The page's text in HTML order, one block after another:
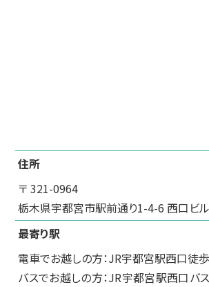
住所
〒 321-0964
栃木県宇都宮市駅前通り1-4-6 西口ビ
最寄り駅
電車でお越しの方：JR宇都宮駅西口徒
バスでお越しの方：JR宇都宮駅西口バ